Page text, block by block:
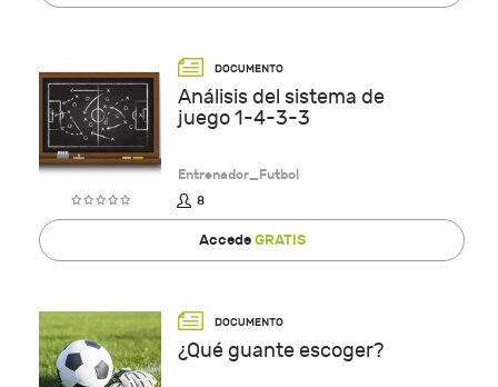
Análisis del sistema de
juego 1-4-3-3
Entrenador_Futbol
8
AccedeGRATIS
¿Qué guante escoger?